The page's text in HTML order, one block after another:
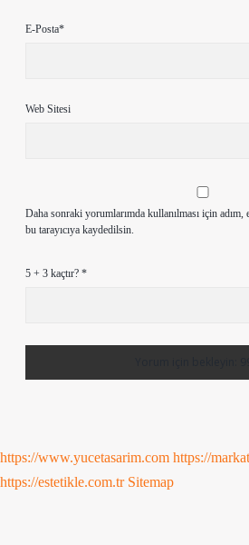
E-Posta*
Web Sitesi
Daha sonraki yorumlarımda kullanılması için
bu tarayıcıya kaydedilsin.
5 + 3 kaçtır? *
https://www.yucetasarim.com https://
https://estetikle.com.tr Sitemap